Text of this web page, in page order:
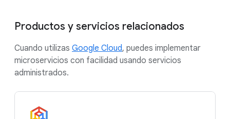
Productos y servicios relacionados
Cuando utilizas Google Cloud, puedes implementar
microservicios con facilidad usando servicios
administrados.